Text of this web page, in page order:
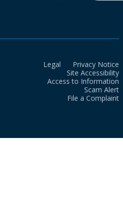
Legal
Privacy Notice
Site Accessibility
Access to Information
Scam Alert
File a Complaint